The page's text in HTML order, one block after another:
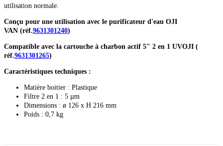
utilisation normale.
Conçu pour une utilisation avec le purificateur d'eau OJI
VAN (réf.9631301240)
Compatible avec la cartouche à charbon actif 5" 2 en 1 UVOJI (
réf.9631301265)
Caractéristiques techniques :
Matière boitier : Plastique
Filtre 2 en 1 : 5 µm
Dimensions : ø 126 x H 216 mm
Poids : 0,7 kg